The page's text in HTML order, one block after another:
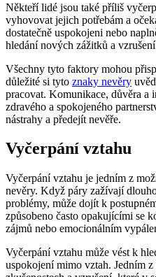
Někteří lidé jsou také příliš
vyhovovat jejich potřebám a
dostatečně uspokojeni nebo
hledání nových zážitků a
Všechny tyto faktory mohou
důležité si tyto znaky nevěry
pracovat. Komunikace, důvěra
zdravého a spokojeného
nástrahy a předejít nevěře.
Vyčerpání vztahu
Vyčerpání vztahu je jedním z
nevěry. Když páry zažívají
problémy, může dojít k
způsobeno často opakujícími se
zájmů nebo emocionálním
Vyčerpání vztahu může vést k
uspokojení mimo vztah. Jedním